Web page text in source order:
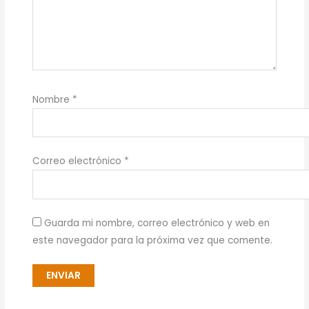
Nombre *
Correo electrónico *
Guarda mi nombre, correo electrónico y web en
este navegador para la próxima vez que comente.